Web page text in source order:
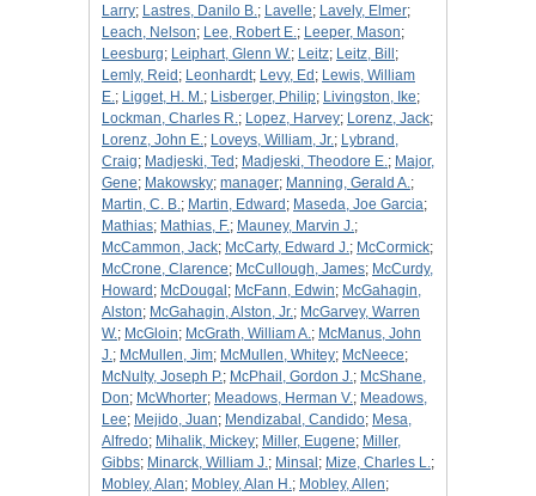
Larry; Lastres, Danilo B.; Lavelle; Lavely, Elmer;
Leach, Nelson; Lee, Robert E.; Leeper, Mason;
Leesburg; Leiphart, Glenn W.; Leitz; Leitz, Bill ;
Lemly, Reid ; Leonhardt; Levy, Ed ; Lewis, William
E.; Ligget, H. M.; Lisberger, Philip; Livingston, Ike;
Lockman, Charles R.; Lopez, Harvey; Lorenz, Jack;
Lorenz, John E.; Loveys, William, Jr.; Lybrand,
Craig; Madjeski, Ted ; Madjeski, Theodore E.; Major,
Gene; Makowsky; manager; Manning, Gerald A.;
Martin, C. B.; Martin, Edward ; Maseda, Joe Garcia;
Mathias; Mathias, F.; Mauney, Marvin J.;
McCammon, Jack; McCarty, Edward J.; McCormick;
McCrone, Clarence; McCullough, James; McCurdy,
Howard ; McDougal ; McFann, Edwin; McGahagin,
Alston; McGahagin, Alston, Jr.; McGarvey, Warren
W.; McGloin; McGrath, William A.; McManus, John
J.; McMullen, Jim; McMullen, Whitey; McNeece;
McNulty, Joseph P.; McPhail, Gordon J.; McShane,
Don; McWhorter; Meadows, Herman V.; Meadows,
Lee; Mejido, Juan; Mendizabal, Candido; Mesa,
Alfredo; Mihalik, Mickey; Miller, Eugene; Miller,
Gibbs; Minarck, William J.; Minsal ; Mize, Charles L.;
Mobley, Alan; Mobley, Alan H.; Mobley, Allen;